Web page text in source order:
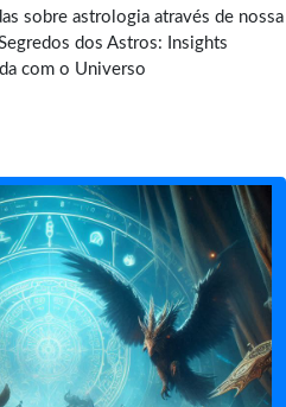
sobre astrologia através de nossa
dos Astros: Insights
com o Universo